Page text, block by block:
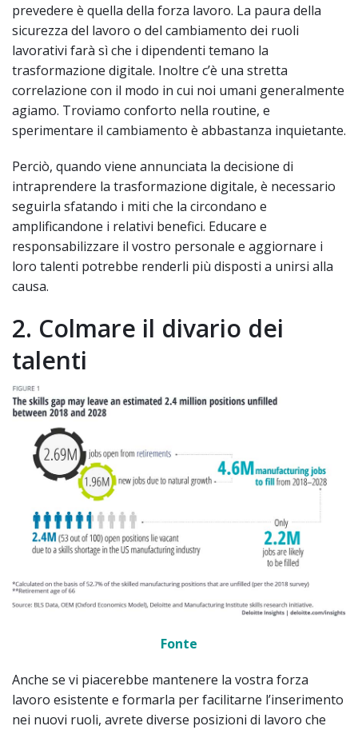
prevedere è quella della forza lavoro. La paura della
sicurezza del lavoro o del cambiamento dei ruoli
lavorativi farà sì che i dipendenti temano la
trasformazione digitale. Inoltre c’è una stretta
correlazione con il modo in cui noi umani generalmente
agiamo. Troviamo conforto nella routine, e
sperimentare il cambiamento è abbastanza inquietante.
Perciò, quando viene annunciata la decisione di
intraprendere la trasformazione digitale, è necessario
seguirla sfatando i miti che la circondano e
amplificandone i relativi benefici. Educare e
responsabilizzare il vostro personale e aggiornare i
loro talenti potrebbe renderli più disposti a unirsi alla
causa.
2. Colmare il divario dei
talenti
Fonte
Anche se vi piacerebbe mantenere la vostra forza
lavoro esistente e formarla per facilitarne l’inserimento
nei nuovi ruoli, avrete diverse posizioni di lavoro che